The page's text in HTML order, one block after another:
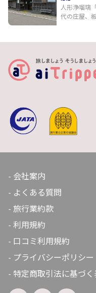
のドライブ
山頂までロ
人形浄瑠璃
代の庄屋、
られる情感
中には、江
な日本の伝
会社案内
よくある質問
旅行業約款
利用規約
口コミ利用規約
プライバシーポリシー
特定商取引法に基づ